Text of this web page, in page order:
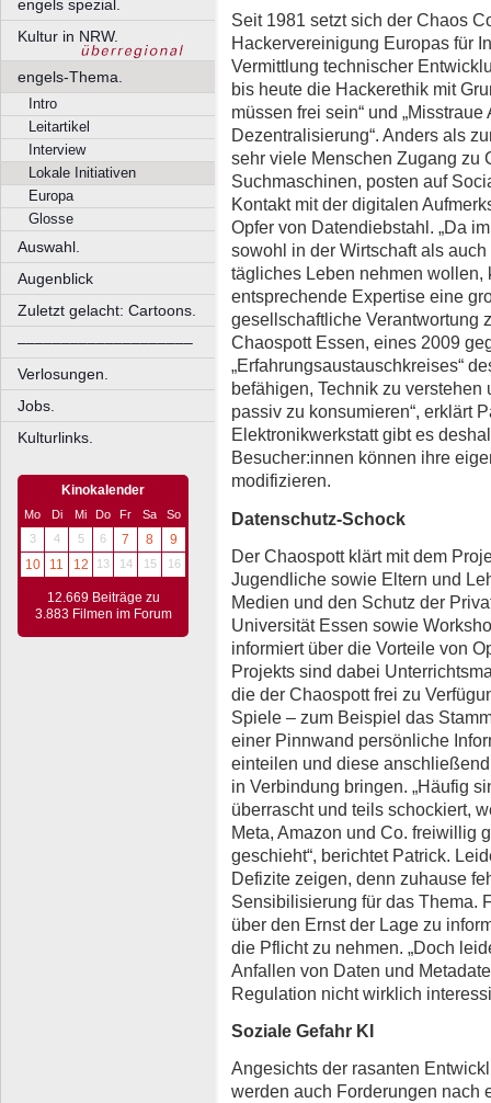
engels spezial.
Kultur in NRW.
engels-Thema.
Intro
Leitartikel
Interview
Lokale Initiativen
Europa
Glosse
Auswahl.
Augenblick
Zuletzt gelacht: Cartoons.
––––––––––––––––––––
Verlosungen.
Jobs.
Kulturlinks.
Kinokalender
Mo Di Mi Do Fr Sa
So
3
4 5 6 7 8
9
10
11 12 13 14 15 16
12.669 Beiträge zu
3.883 Filmen im Forum
Seit 1981 setzt sich der Chaos
Hackervereinigung Europas für
Vermittlung technischer
bis heute die Hackerethik mit
müssen frei sein“ und
Dezentralisierung“. Anders als
sehr viele Menschen Zugang zu
Suchmaschinen, posten auf
Kontakt mit der digitalen
Opfer von Datendiebstahl. „Da
sowohl in der Wirtschaft als
tägliches Leben nehmen wollen,
entsprechende Expertise eine
gesellschaftliche Verantwortung
Chaospott Essen, eines 2009
„Erfahrungsaustauschkreises“
befähigen, Technik zu
passiv zu konsumieren“, erklärt
Elektronikwerkstatt gibt es
Besucher:innen können ihre
modifizieren.
Datenschutz-Schock
Der Chaospott klärt mit dem
Jugendliche sowie Eltern und
Medien und den Schutz der
Universität Essen sowie
informiert über die Vorteile von
Projekts sind dabei
die der Chaospott frei zu
Spiele – zum Beispiel das
einer Pinnwand persönliche
einteilen und diese
in Verbindung bringen. „Häufig
überrascht und teils schockiert,
Meta, Amazon und Co. freiwillig
geschieht“, berichtet Patrick.
Defizite zeigen, denn zuhause
Sensibilisierung für das Thema.
über den Ernst der Lage zu
die Pflicht zu nehmen. „Doch
Anfallen von Daten und
Regulation nicht wirklich
Soziale Gefahr KI
Angesichts der rasanten
werden auch Forderungen nach